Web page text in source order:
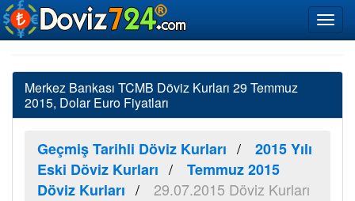
Merkez Bankası TCMB Döviz Kurları 29 Temmuz
2015, Dolar Euro Fiyatları
Geçmiş Tarihli Döviz Kurları
2015 Yılı
Eski Döviz Kurları
Temmuz 2015
Döviz Kurları
29.07.2015 Döviz Kurları